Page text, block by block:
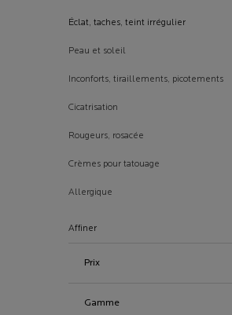
Éclat, taches, teint irrégulier
Peau et soleil
Inconforts, tiraillements, picotements
Cicatrisation
Rougeurs, rosacée
Crèmes pour tatouage
Allergique
Affiner
Prix
Gamme